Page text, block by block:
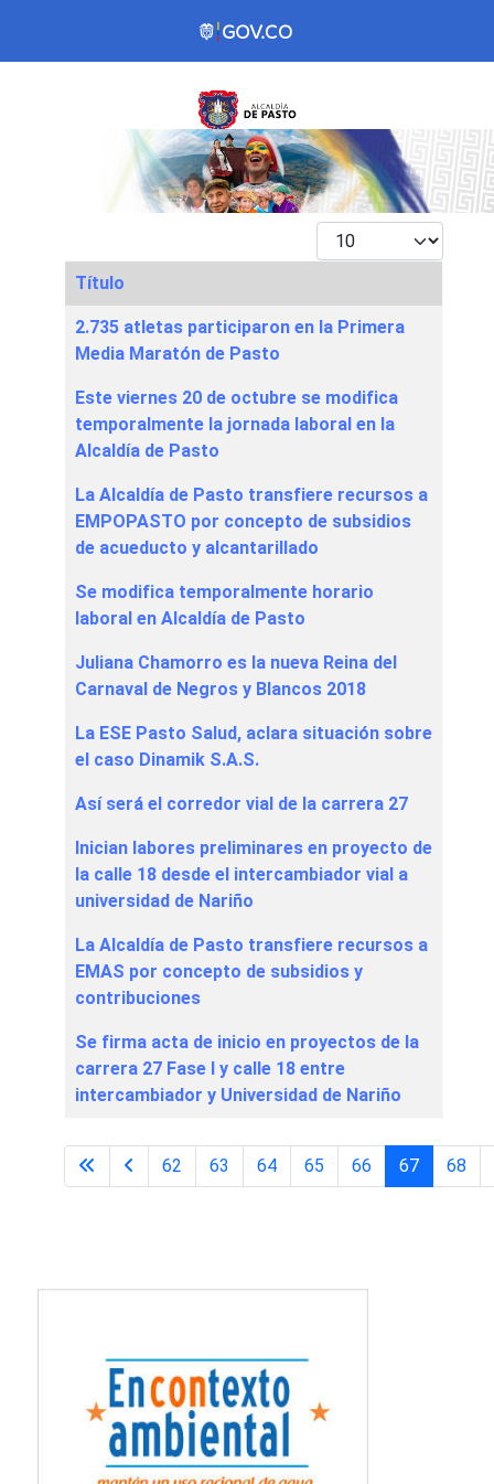
Mostrar #
Articles
Título
2.735 atletas participaron en la Primera
Media Maratón de Pasto
Este viernes 20 de octubre se modifica
temporalmente la jornada laboral en la
Alcaldía de Pasto
La Alcaldía de Pasto transfiere recursos a
EMPOPASTO por concepto de subsidios
de acueducto y alcantarillado
Se modifica temporalmente horario
laboral en Alcaldía de Pasto
Juliana Chamorro es la nueva Reina del
Carnaval de Negros y Blancos 2018
La ESE Pasto Salud, aclara situación sobre
el caso Dinamik S.A.S.
Así será el corredor vial de la carrera 27
Inician labores preliminares en proyecto de
la calle 18 desde el intercambiador vial a
universidad de Nariño
La Alcaldía de Pasto transfiere recursos a
EMAS por concepto de subsidios y
contribuciones
Se firma acta de inicio en proyectos de la
carrera 27 Fase I y calle 18 entre
intercambiador y Universidad de Nariño
Página 67 de 98
62 63 64 65 66 67 68